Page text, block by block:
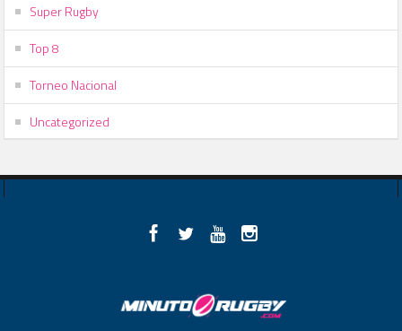
Super Rugby
Top 8
Torneo Nacional
Uncategorized